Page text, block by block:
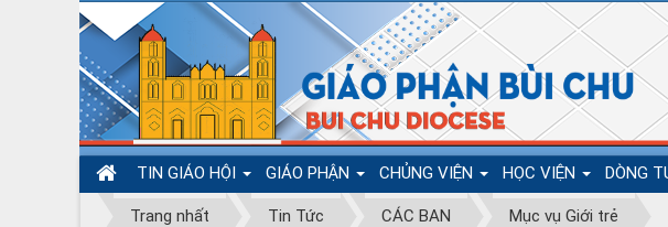
TIN GIÁO HỘI GIÁO PHẬN CHỦNG VIỆN HỌC VIỆN DÒNG
Trang nhất Tin Tức CÁC BAN Mục vụ Giới trẻ